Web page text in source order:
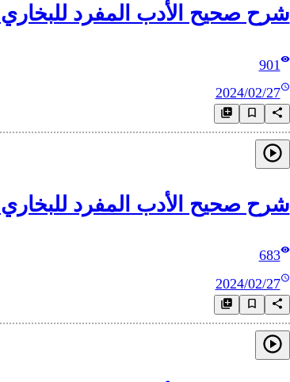
شرح صحيح الأدب المفرد للبخاري_4
901
2024/02/27
شرح صحيح الأدب المفرد للبخاري_5
683
2024/02/27